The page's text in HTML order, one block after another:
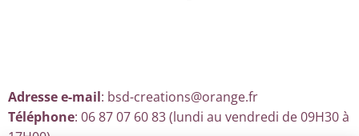
Adresse e-mail: bsd-creations@orange.fr
Téléphone: 06 87 07 60 83 (lundi au vendredi de 09H30 à